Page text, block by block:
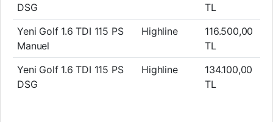
DSG
TL
Yeni Golf 1.6 TDI 115 PS
Manuel
Highline
116.500,00
TL
Yeni Golf 1.6 TDI 115 PS
DSG
Highline
134.100,00
TL